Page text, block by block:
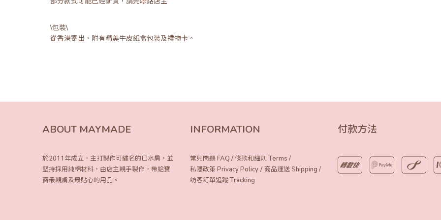
\包裝\
從香港寄出，附有精美牛皮紙盒包裝及禮物卡。
ABOUT MAYMADE
於2011年成立，主打製作可繡名的口水肩， 並
堅持採用純棉材料，由店主親手製作， 帶給寶
寶最親膚及最貼心的用品。
INFORMATION
常見問題 FAQ /條款和細則 Terms /
私隱政策 Privacy Policy / 商品運送 Shipping /
訪客訂單追蹤 Tracking
付款方法